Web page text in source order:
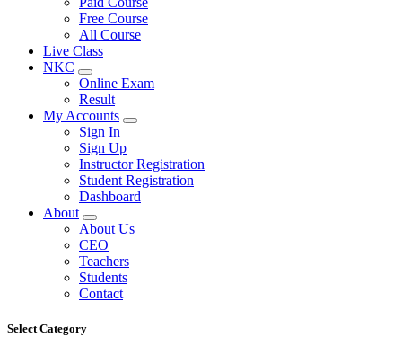
Free Course
All Course
Live Class
NKC
Online Exam
Result
My Accounts
Sign In
Sign Up
Instructor Registration
Student Registration
Dashboard
About
About Us
CEO
Teachers
Students
Contact
Select Category